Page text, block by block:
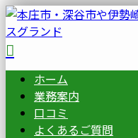
ホーム
業務案内
口コミ
よくあるご質問